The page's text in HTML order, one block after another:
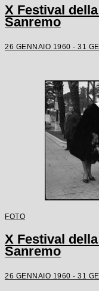
X Festival
Sanremo
26 GENNAIO 1960 - 31
FOTO
X Festival
Sanremo
26 GENNAIO 1960 - 31